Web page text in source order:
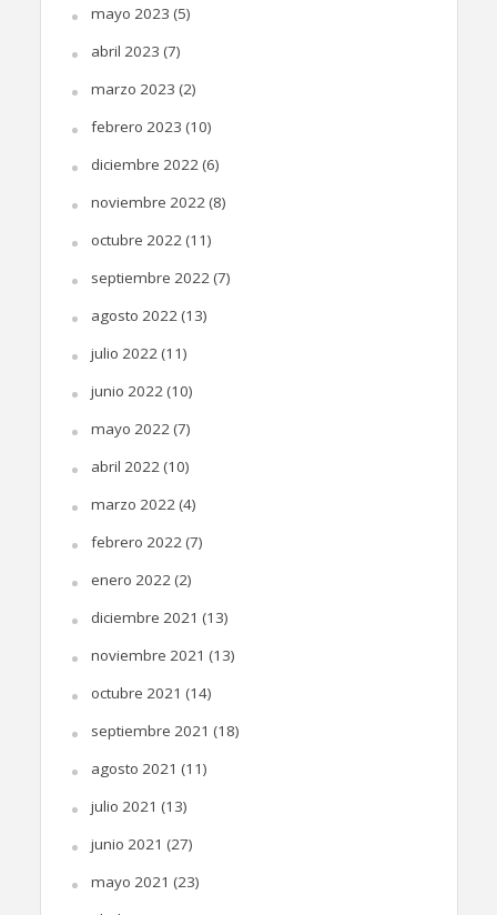
mayo 2023 (5)
abril 2023 (7)
marzo 2023 (2)
febrero 2023 (10)
diciembre 2022(6)
noviembre 2022(8)
octubre 2022(11)
septiembre 2022(7)
agosto 2022(13)
julio 2022(11)
junio 2022(10)
mayo 2022(7)
abril 2022(10)
marzo 2022(4)
febrero 2022(7)
enero 2022(2)
diciembre 2021 (13)
noviembre 2021 (13)
octubre 2021 (14)
septiembre 2021 (18)
agosto 2021 (11)
julio 2021 (13)
junio 2021 (27)
mayo 2021 (23)